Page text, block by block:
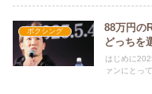
ボクシング
88万円の
どっちを
はじめに
ァンにとっ